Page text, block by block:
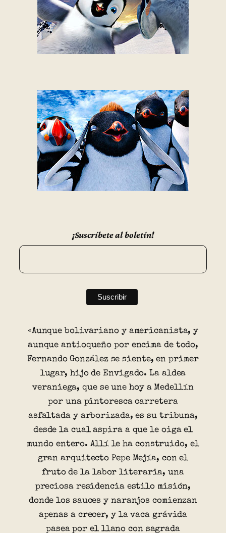
¡Suscríbete al boletín!
«Aunque bolivariano y americanista, y
aunque antioqueño por encima de todo,
Fernando González se siente, en primer
lugar, hijo de Envigado. La aldea
veraniega, que se une hoy a Medellín
por una pintoresca carretera
asfaltada y arborizada, es su tribuna,
desde la cual aspira a que le oiga el
mundo entero. Allí le ha construido, el
gran arquitecto Pepe Mejía, con el
fruto de la labor literaria, una
preciosa residencia estilo misión,
donde los sauces y naranjos comienzan
apenas a crecer, y la vaca grávida
pasea por el llano con sagrada